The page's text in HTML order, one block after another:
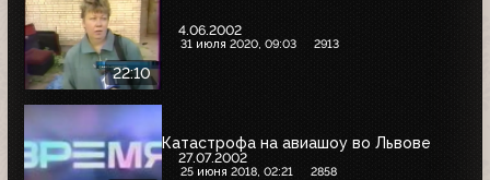
22:10
4.06.2002
31 июля 2020, 09:03 2913
Катастрофа на авиашоу во Львове
27.07.2002
25 июня 2018, 02:21 2858